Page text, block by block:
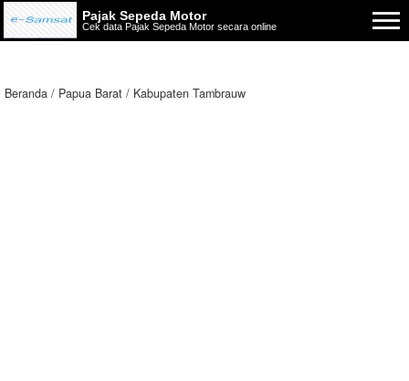
Pajak Sepeda Motor
Cek data Pajak Sepeda Motor secara online
Beranda Papua Barat Kabupaten Tambrauw